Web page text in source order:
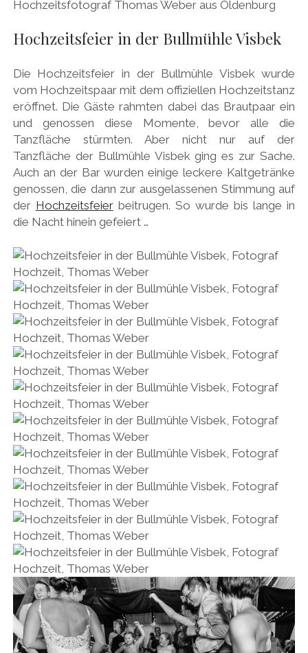
Hochzeitsfeier in der Bullmühle Visbek
Die Hochzeitsfeier in der Bullmühle Visbek wurde
vom Hochzeitspaar mit dem offiziellen Hochzeitstanz
eröffnet. Die Gäste rahmten dabei das Brautpaar ein
und genossen diese Momente, bevor alle die
Tanzfläche stürmten. Aber nicht nur auf der
Tanzfläche der Bullmühle Visbek ging es zur Sache.
Auch an der Bar wurden einige leckere Kaltgetränke
genossen, die dann zur ausgelassenen Stimmung auf
der Hochzeitsfeierbeitrugen. So wurde bis lange in
die Nacht hinein gefeiert …